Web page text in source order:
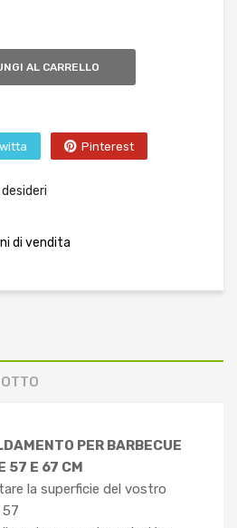
AL CARRELLO
Pinterest
di vendita
PER BARBECUE
57 E 67 CM
la superficie del vostro
57